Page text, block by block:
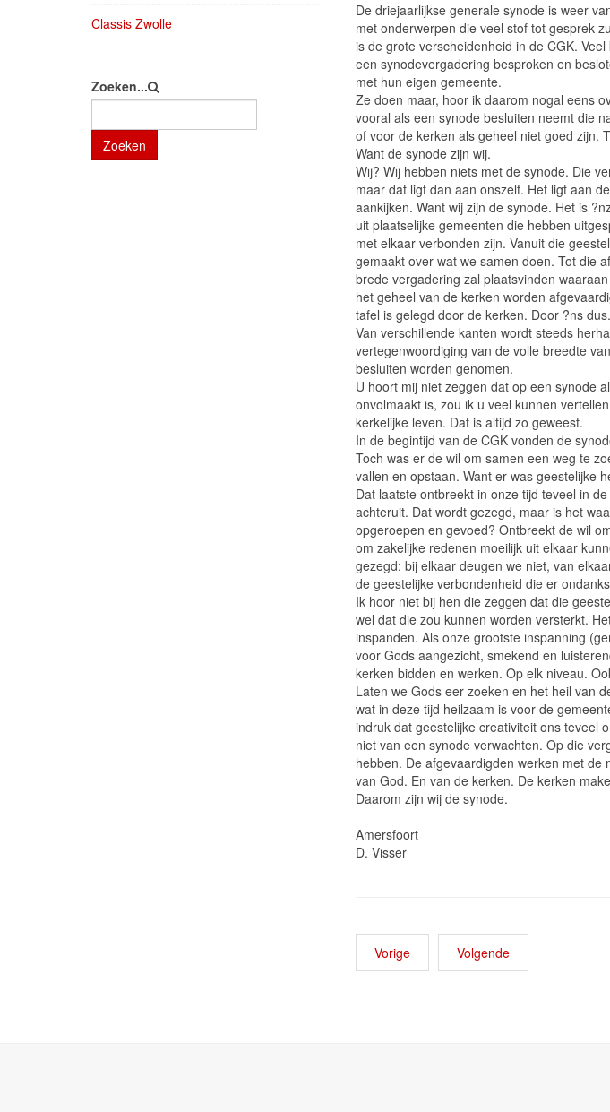
De driejaarlijkse generale synode is weer
met onderwerpen die veel stof tot gesprek
is de grote verscheidenheid in de CGK.
een synodevergadering besproken en
met hun eigen gemeente.
Ze doen maar, hoor ik daarom nogal eens
vooral als een synode besluiten neemt die
of voor de kerken als geheel niet goed zijn.
Want de synode zijn wij.
Wij? Wij hebben niets met de synode. Die
maar dat ligt dan aan onszelf. Het ligt aan
aankijken. Want wij zijn de synode. Het is
uit plaatselijke gemeenten die hebben
met elkaar verbonden zijn. Vanuit die
gemaakt over wat we samen doen. Tot die
brede vergadering zal plaatsvinden
het geheel van de kerken worden
tafel is gelegd door de kerken. Door ?ns dus.
Van verschillende kanten wordt steeds
vertegenwoordiging van de volle breedte
besluiten worden genomen.
U hoort mij niet zeggen dat op een synode
onvolmaakt is, zou ik u veel kunnen
kerkelijke leven. Dat is altijd zo geweest.
In de begintijd van de CGK vonden de
Toch was er de wil om samen een weg te
vallen en opstaan. Want er was geestelijke
Dat laatste ontbreekt in onze tijd teveel in
achteruit. Dat wordt gezegd, maar is het
opgeroepen en gevoed? Ontbreekt de wil
om zakelijke redenen moeilijk uit elkaar
gezegd: bij elkaar deugen we niet, van
de geestelijke verbondenheid die er
Ik hoor niet bij hen die zeggen dat die
wel dat die zou kunnen worden versterkt.
inspanden. Als onze grootste inspanning
voor Gods aangezicht, smekend en
kerken bidden en werken. Op elk niveau.
Laten we Gods eer zoeken en het heil van
wat in deze tijd heilzaam is voor de
indruk dat geestelijke creativiteit ons teveel
niet van een synode verwachten. Op die
hebben. De afgevaardigden werken met de
van God. En van de kerken. De kerken
Daarom zijn wij de synode.
Amersfoort
D. Visser
Vorige Volgende
Classis Zwolle
Zoeken...
Zoeken